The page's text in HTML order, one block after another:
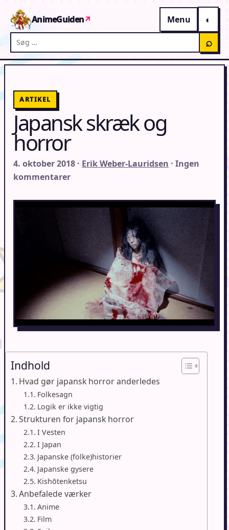
AnimeGuiden↗
Menu
Søg på AnimeGuiden
⌕
ARTIKEL
Japansk skræk og
horror
4. oktober 2018 · Erik Weber-Lauridsen · Ingen
kommentarer
Indhold
Hvad gør japansk horror anderledes
Folkesagn
Logik er ikke vigtig
Strukturen for japansk horror
I Vesten
I Japan
Japanske (folke)historier
Japanske gysere
Kishōtenketsu
Anbefalede værker
Anime
Film